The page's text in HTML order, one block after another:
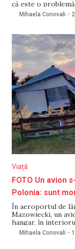
că este o
Muncii și
din Ratuș în care
Mihaela Conovali -
Viață
FOTO Un avion
Polonia: sunt
În aeroportul de
Mazowiecki, un
hangar, în
scrie Novaya
Mihaela Conovali -